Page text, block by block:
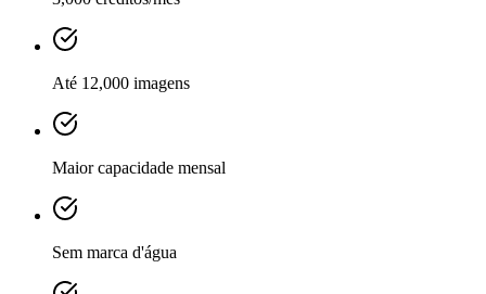
Até 12,000 imagens
Maior capacidade mensal
Sem marca d'água